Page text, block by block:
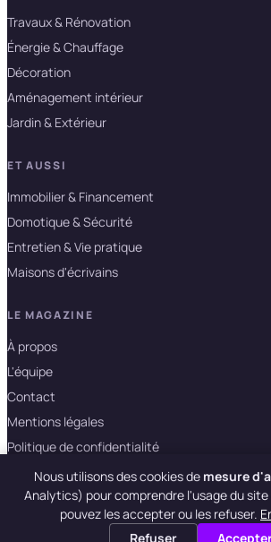
Travaux & Rénovation
Énergie & Chauffage
Décoration
Aménagement intérieur
Jardin & Extérieur
ET AUSSI
Immobilier & Financement
Domotique & Sécurité
Entretien & Vie pratique
Maisons d'écrivains
LE MAGAZINE
À propos
L'équipe
Contact
Mentions légales
Politique de confidentialité
© 2026 La Maison des Ecrivains ·
Nous utilisons des cookies de mesure
Analytics) pour comprendre l'usage du site
pouvez les accepter ou les refuser.
Refuser